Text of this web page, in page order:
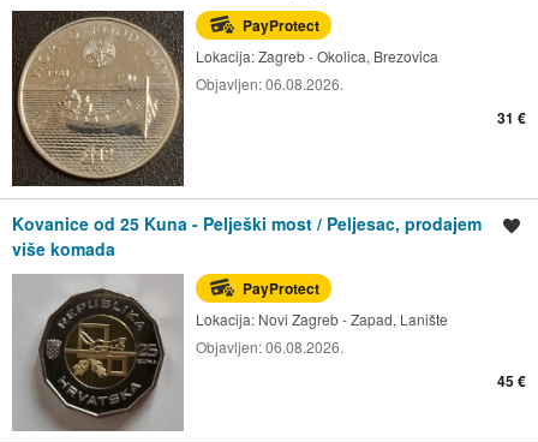
PayProtect
Lokacija:Zagreb - Okolica, Brezovica
Objavljen:06.08.2026.
31 €
Kovanice od 25 Kuna - Pelješki most / Peljesac, prodajem
više komada
PayProtect
Lokacija: Novi Zagreb - Zapad, Lanište
Objavljen:06.08.2026.
45 €